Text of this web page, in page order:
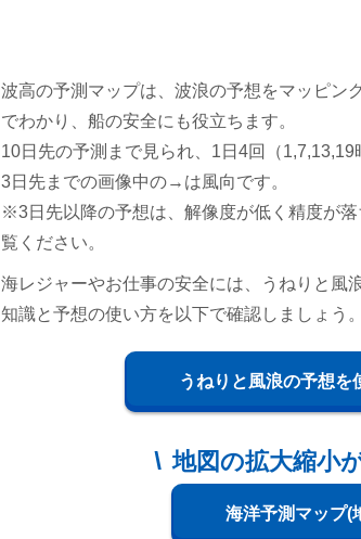
波高の予測マップは、波浪の予想をマッピン
でわかり、船の安全にも役立ちます。
10日先の予測まで見られ、1日4回（1,7,13,19
3日先までの画像中の→は風向です。
※3日先以降の予想は、解像度が低く精度が
覧ください。
海レジャーやお仕事の安全には、うねりと風
知識と予想の使い方を以下で確認しましょう。
うねりと風浪の予想を
地図の拡大縮小
海洋予測マップ(